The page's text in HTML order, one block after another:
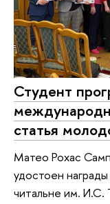
Студент
статья
Матео Рохас
удостоен
читальне им. И.С.